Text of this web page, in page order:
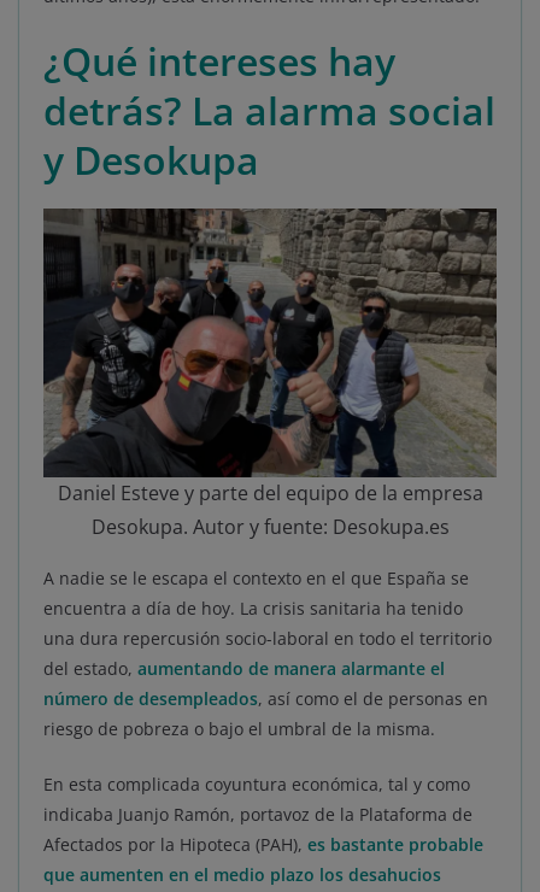
¿Qué intereses hay
detrás? La alarma social
y Desokupa
Daniel Esteve y parte del equipo de la empresa
Desokupa. Autor y fuente: Desokupa.es
A nadie se le escapa el contexto en el que España se
encuentra a día de hoy. La crisis sanitaria ha tenido
una dura repercusión socio-laboral en todo el territorio
del estado, aumentando de manera alarmante el
número de desempleados, así como el de personas en
riesgo de pobreza o bajo el umbral de la misma.
En esta complicada coyuntura económica, tal y como
indicaba Juanjo Ramón, portavoz de la Plataforma de
Afectados por la Hipoteca (PAH), es bastante probable
que aumenten en el medio plazo los desahucios